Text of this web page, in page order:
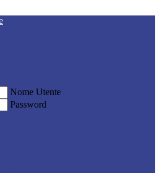
Nome Utente
Password